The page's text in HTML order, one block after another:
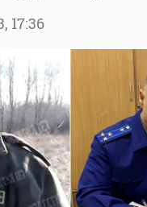
17:36